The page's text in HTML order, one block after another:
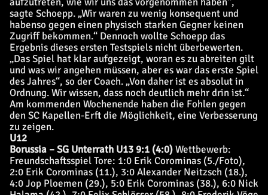
sagte Schoepp. „Wir waren zu wenig konsequent und
habenso gegen einen physisch starken Gegner keinen
Zugriff bekommen.“ Dennoch wollte Schoepp das
Ergebnis dieses ersten Testspiels nicht überbewerten.
„Das Spiel hat klar aufgezeigt, woran es zu abreiten gilt
und was wir angehen müssen, aber es war das erste Spiel
des Jahres“, so der Coach. „Von daher ist es absolut in
Ordnung. Wir wissen, dass noch deutlich mehr drin ist.“
Am kommenden Wochenende haben die Fohlen gegen
den SC Kapellen-Erft die Möglichkeit, eine Verbesserung
zu zeigen.
U12
Borussia – SG Unterrath U13 9:1 (4:0)Wettbewerb:
FreundschaftsspielTore: 1:0 Erik Corominas (5./Foto),
2:0 Erik Corominas (11.), 3:0 Alexander Neitzsch (18.),
4:0 Jop Ploemen (29.), 5:0 Erik Corominas (38.), 6:0 Nick